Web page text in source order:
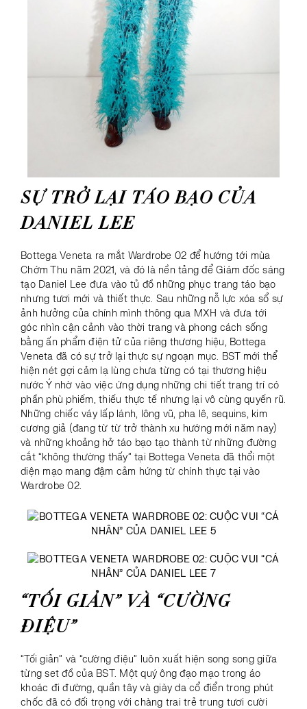
SỰ TRỞ LẠI TÁO BẠO CỦA
DANIEL LEE
Bottega Veneta ra mắt Wardrobe 02 để hướng tới mùa
Chớm Thu năm 2021, và đó là nền tảng để Giám đốc sáng
tạo Daniel Lee đưa vào tủ đồ những phục trang táo bạo
nhưng tươi mới và thiết thực. Sau những nỗ lực xóa sổ sự
ảnh hưởng của chính mình thông qua MXH và đưa tới
góc nhìn cận cảnh vào thời trang và phong cách sống
bằng ấn phẩm điện tử của riêng thương hiệu, Bottega
Veneta đã có sự trở lại thực sự ngoạn mục. BST mới thể
hiện nét gợi cảm lạ lùng chưa từng có tại thương hiệu
nước Ý nhờ vào việc ứng dụng những chi tiết trang trí có
phần phù phiếm, thiếu thực tế nhưng lại vô cùng quyến rũ.
Những chiếc váy lấp lánh, lông vũ, pha lê, sequins, kim
cương giả (đang từ từ trở thành xu hướng mới năm nay)
và những khoảng hở táo bạo tạo thành từ những đường
cắt “không thường thấy” tại Bottega Veneta đã thổi một
diện mạo mang đậm cảm hứng từ chính thực tại vào
Wardrobe 02.
“TỐI GIẢN” VÀ “CƯỜNG
ĐIỆU”
“Tối giản” và “cường điệu” luôn xuất hiện song song giữa
từng set đồ của BST. Một quý ông đạo mạo trong áo
khoác đi đường, quần tây và giày da cổ điển trong phút
chốc đã có đối trọng với chàng trai trẻ trung tươi cười